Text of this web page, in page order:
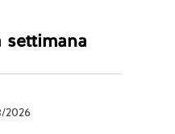
settimana
2026